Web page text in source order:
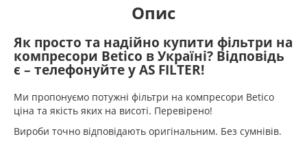
Опис
Як просто та надійно купити фільтри на
компресори Betico в Україні? Відповідь
є – телефонуйте у AS FILTER!
Ми пропонуємо потужні фільтри на компресори Betico
ціна та якість яких на висоті. Перевірено!
Вироби точно відповідають оригінальним. Без сумнівів.